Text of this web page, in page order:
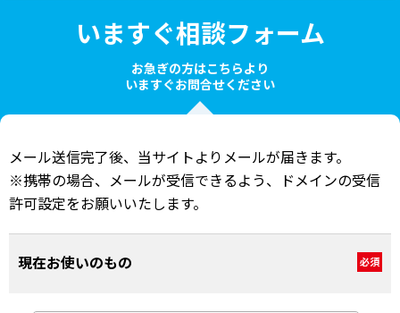
いますぐ相談フォーム
お急ぎの方はこちらより
いますぐお問合せください
メール送信完了後、当サイトよりメールが届きます。
※携帯の場合、メールが受信できるよう、ドメインの受信
許可設定をお願いいたします。
現在お使いのもの 必須